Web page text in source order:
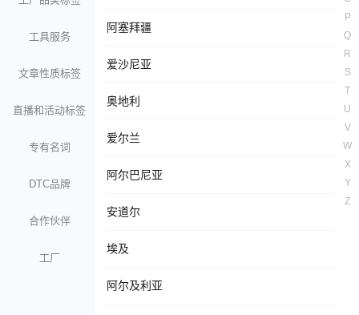
工具服务
文章性质标签
直播和活动标签
专有名词
DTC品牌
合作伙伴
工厂
阿塞拜疆
爱沙尼亚
奥地利
爱尔兰
阿尔巴尼亚
安道尔
埃及
阿尔及利亚
P
Q
R
S
T
U
V
W
X
Y
Z